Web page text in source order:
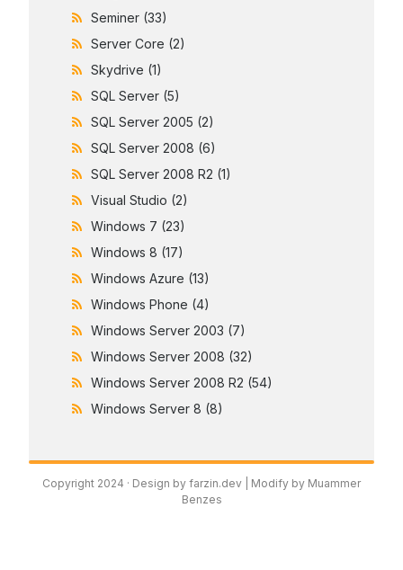
Seminer (33)
Server Core (2)
Skydrive (1)
SQL Server (5)
SQL Server 2005 (2)
SQL Server 2008 (6)
SQL Server 2008 R2 (1)
Visual Studio (2)
Windows 7 (23)
Windows 8 (17)
Windows Azure (13)
Windows Phone (4)
Windows Server 2003 (7)
Windows Server 2008 (32)
Windows Server 2008 R2 (54)
Windows Server 8 (8)
Copyright 2024 · Design by farzin.dev | Modify by Muammer
Benzes